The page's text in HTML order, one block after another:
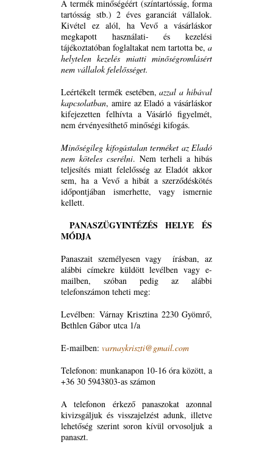
A termék minőségéért (színtartósság, forma
tartósság stb.) 2 éves garanciát vállalok.
Kivétel ez alól, ha Vevő a vásárláskor
megkapott használati- és kezelési
tájékoztatóban foglaltakat nem tartotta be, a
helytelen kezelés miatti minőségromlásért
nem vállalok felelősséget.
Leértékelt termék esetében,azzal a hibával
kapcsolatban, amire az Eladó a vásárláskor
kifejezetten felhívta a Vásárló figyelmét,
nem érvényesíthető minőségi kifogás.
Minőségileg kifogástalan terméket az Eladó
nem köteles cserélni. Nem terheli a hibás
teljesítés miatt felelősség az Eladót akkor
sem, ha a Vevő a hibát a szerződéskötés
időpontjában ismerhette, vagy ismernie
kellett.
PANASZÜGYINTÉZÉS HELYE ÉS
MÓDJA
Panaszait személyesen vagy írásban, az
alábbi címekre küldött levélben vagy e-
mailben, szóban pedig az alábbi
telefonszámon teheti meg:
Levélben: Várnay Krisztina 2230 Gyömrő,
Bethlen Gábor utca 1/a
E-mailben: varnaykriszti@gmail.com
Telefonon: munkanapon 10-16 óra között, a
+36 30 5943803-as számon
A telefonon érkező panaszokat azonnal
kivizsgáljuk és visszajelzést adunk, illetve
lehetőség szerint soron kívül orvosoljuk a
panaszt.